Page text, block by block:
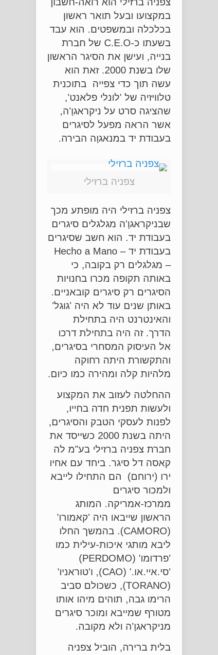
במקצועו ובעל תואר ראשון
בכלכלה ובמשפטים. הוא עבד
בשעתו כ-C.E.O של חברת
בנייה, ועישן את הסיגר הראשון
שלו בשנת 2000. זאת הוא
עשה תוך כדי צפייה בתוכנית
טלוויזיה של 'לונלי פלאנט',
שהציגה סרט על ניקראגוָ'ה,
אשר הראה מפעל לסיגרים
בעבודת יד במנאגוָה הבירה.
צפניה ברזילי
צפניה ברזילי היה מופתע מכך
שבניקראגוָ'ה מגלגלים סיגרים
בעבודת יד. הוא חשב שסיגרים
בעבודת יד – Hecho a Mano
– מגלגלים רק בקובה, כי
באותה תקופה מכרו בחנויות
הסיגרים רק סיגרים קובאניים.
באותן שנים עוד לא היה 'גוגל'
והאינטרנט היה בתחילת
הדרך. זה היה בתחילת דרכו
אל העיסוק המסחרי בסיגרים,
והתקשורת היתה רחוקה
מלהיות קלה ומהירה כמו כיום.
ההחלטה לעזוב את המקצוע
ולעשות תפנית חדה בחייו,
לפנות לעסקי הטבק והסיגרים,
היתה בשנת 2000 כשייסד את
חברת צפניה ברזילי בע"מ לה
קאסה דל סיגר. ביחד עם אחיו
ירו (ירוחם) הם התחילו לייבא
ולמכור סיגרים
ממרכז-אמריקה. המותג
הראשון שייבאו היה 'קאמורו'
(CAMORO). בהמשך החלו
ליבא מותגי איכות-עילית כמו
'פרדומו' (PERDOMO)
'סי.איי.או.' (CAO), ו'טוראניו'
(TORANO), כשכולם סביב
הרימו גבה, תוהים מיהו אותו
מטורף שמייבא ומוכר סיגרים
מניקראגוָ'ה ולא מקובה.
בלית ברירה, הוביל צפניה